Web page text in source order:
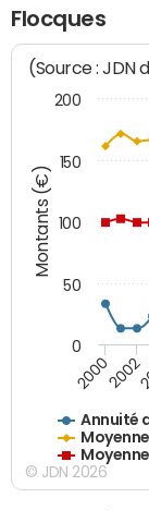
Flocques
Montants (€)
(Source : JDN
Annuité
20002002
0
50
100
150
200
© JDN 2026